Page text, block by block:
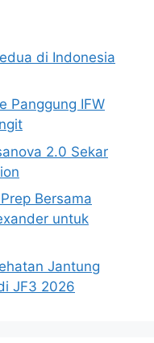
di Indonesia
Panggung IFW
2.0 Sekar
Bersama
untuk
Jantung
JF3 2026